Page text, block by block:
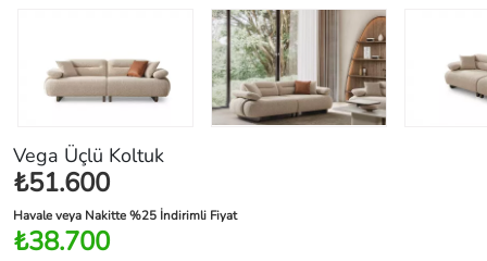
Vega Üçlü Koltuk
₺51.600
Havale veya Nakitte %25 İndirimli Fiyat
₺38.700